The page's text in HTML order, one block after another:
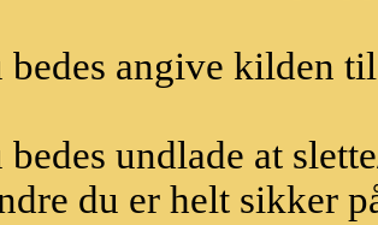
bedes angive kilden
bedes undlade at
du er helt sikker